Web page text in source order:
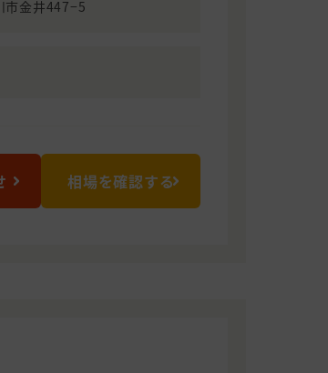
市金井447−5
相場を確認する